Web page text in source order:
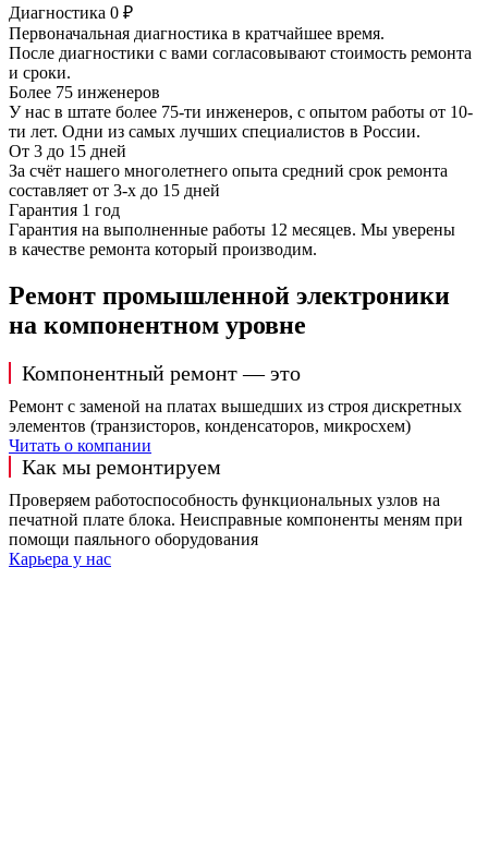
Диагностика 0 ₽
Первоначальная диагностика в кратчайшее время.
После диагностики с вами согласовывают стоимость ремонта
и сроки.
Более 75 инженеров
У нас в штате более 75-ти инженеров, с опытом работы от 10-
ти лет. Одни из самых лучших специалистов в России.
От 3 до 15 дней
За счёт нашего многолетнего опыта средний срок ремонта
составляет от 3-х до 15 дней
Гарантия 1 год
Гарантия на выполненные работы 12 месяцев. Мы уверены
в качестве ремонта который производим.
Ремонт промышленной электроники
на компонентном уровне
Компонентный ремонт — это
Ремонт с заменой на платах вышедших из строя дискретных
элементов (транзисторов, конденсаторов, микросхем)
Читать о компании
Как мы ремонтируем
Проверяем работоспособность функциональных узлов на
печатной плате блока. Неисправные компоненты меням при
помощи паяльного оборудования
Карьера у нас